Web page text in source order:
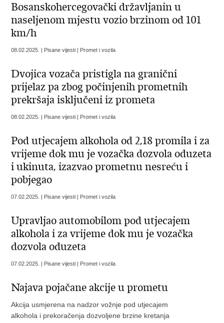
Bosanskohercegovački državljanin u
naseljenom mjestu vozio brzinom od 101
km/h
08.02.2025. | Pisane vijesti | Promet i vozila
Dvojica vozača pristigla na granični
prijelaz pa zbog počinjenih prometnih
prekršaja isključeni iz prometa
08.02.2025. | Pisane vijesti | Promet i vozila
Pod utjecajem alkohola od 2,18 promila i za
vrijeme dok mu je vozačka dozvola oduzeta
i ukinuta, izazvao prometnu nesreću i
pobjegao
07.02.2025. | Pisane vijesti | Promet i vozila
​Upravljao automobilom pod utjecajem
alkohola i za vrijeme dok mu je vozačka
dozvola oduzeta
07.02.2025. | Pisane vijesti | Promet i vozila
Najava pojačane akcije u prometu
Akcija usmjerena na nadzor vožnje pod utjecajem
alkohola i prekoračenja dozvoljene brzine kretanja